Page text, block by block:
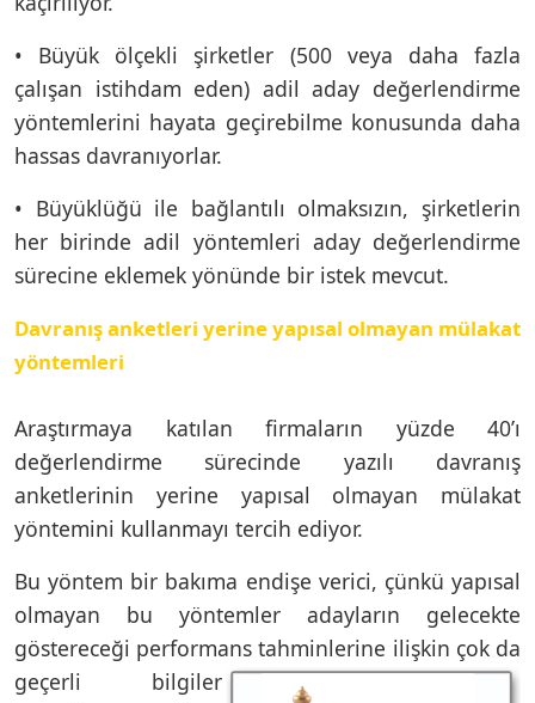
• Büyük ölçekli şirketler (500 veya daha fazla
çalışan istihdam eden) adil aday değerlendirme
yöntemlerini hayata geçirebilme konusunda daha
hassas davranıyorlar.
• Büyüklüğü ile bağlantılı olmaksızın, şirketlerin
her birinde adil yöntemleri aday değerlendirme
sürecine eklemek yönünde bir istek mevcut.
Davranış anketleri yerine yapısal olmayan mülakat
yöntemleri
Araştırmaya katılan firmaların yüzde 40’ı
değerlendirme sürecinde yazılı davranış
anketlerinin yerine yapısal olmayan mülakat
yöntemini kullanmayı tercih ediyor.
Bu yöntem bir bakıma endişe verici, çünkü yapısal
olmayan bu yöntemler adayların gelecekte
göstereceği performans tahminlerine ilişkin çok da
geçerli bilgiler